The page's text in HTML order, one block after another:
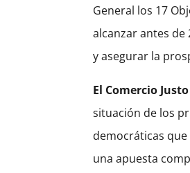
General los 17
alcanzar antes
y asegurar la
El Comercio
situación de los
democráticas
una apuesta